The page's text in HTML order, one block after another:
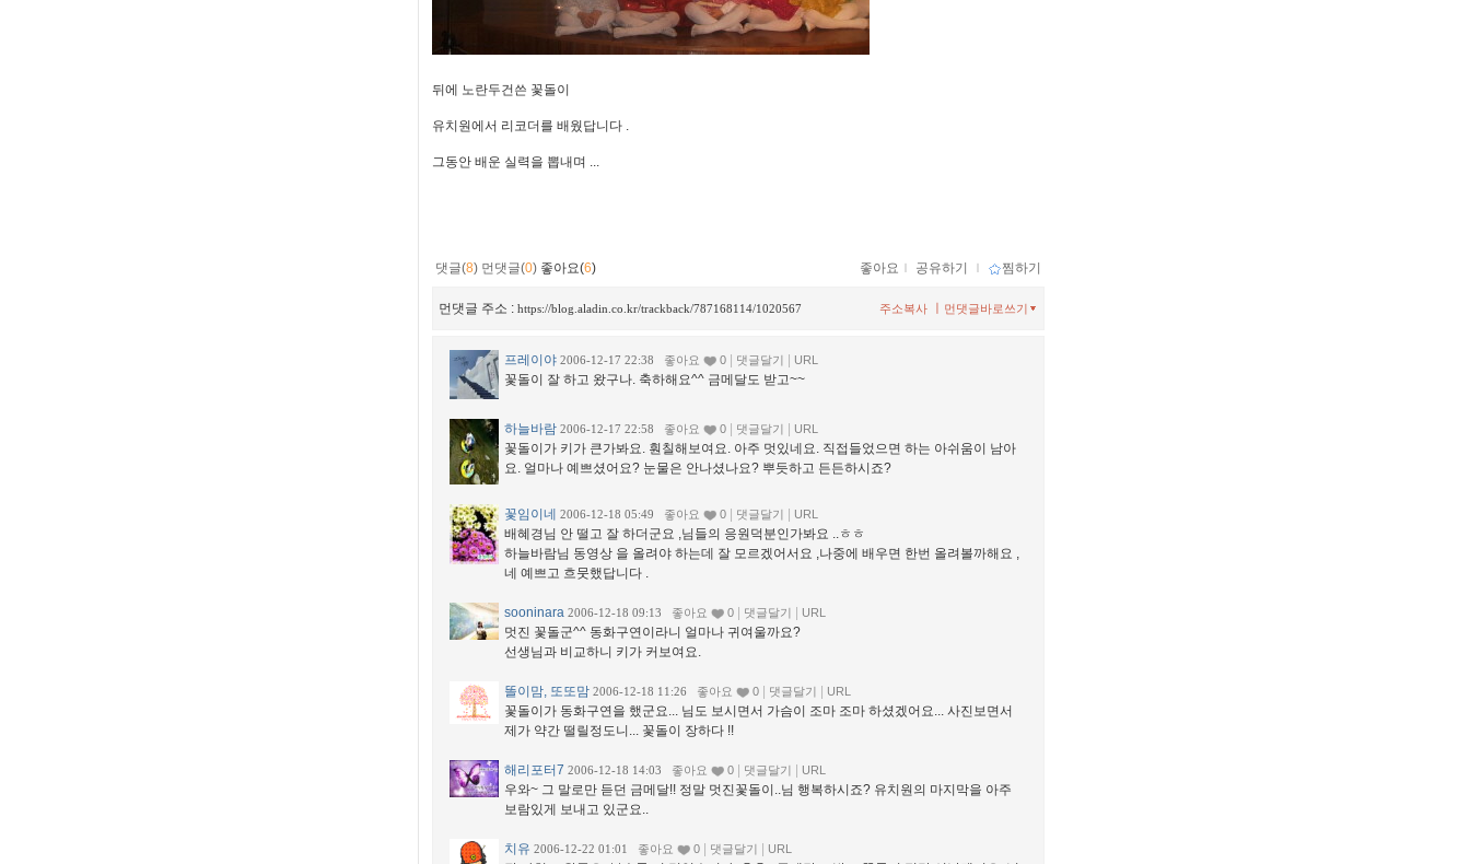
뒤에 노란두건쓴 꽃돌이
유치원에서 리코더를 배웠답니다 .
그동안 배운 실력을 뽑내며 ...
댓글(8) 먼댓글(0) 좋아요(6) 좋아요 ｌ 공유하기 ｌ 찜하기
먼댓글 주소 : https://blog.aladin.co.kr/trackback/787168114/1020567 먼댓글바로쓰기
주소복사
프레이야 2006-12-17 22:38 좋아요 0 댓글달기 URL
꽃돌이 잘 하고 왔구나. 축하해요^^ 금메달도 받고~~
하늘바람 2006-12-17 22:58 좋아요 0 댓글달기 URL
꽃돌이가 키가 큰가봐요. 훤칠해보여요. 아주 멋있네요. 직접들었으면 하는 아쉬움이 남아
요. 얼마나 예쁘셨어요? 눈물은 안나셨나요? 뿌듯하고 든든하시죠?
꽃임이네 2006-12-18 05:49 좋아요 0 댓글달기 URL
배혜경님 안 떨고 잘 하더군요 ,님들의 응원덕분인가봐요 ..ㅎㅎ
하늘바람님 동영상 을 올려야 하는데 잘 모르겠어서요 ,나중에 배우면 한번 올려볼까해요 ,
네 예쁘고 흐뭇했답니다 .
sooninara 2006-12-18 09:13 좋아요 0 댓글달기 URL
멋진 꽃돌군^^ 동화구연이라니 얼마나 귀여울까요?
선생님과 비교하니 키가 커보여요.
똘이맘, 또또맘 2006-12-18 11:26 좋아요 0 댓글달기 URL
꽃돌이가 동화구연을 했군요... 님도 보시면서 가슴이 조마 조마 하셨겠어요... 사진보면서
제가 약간 떨릴정도니... 꽃돌이 장하다 !!
해리포터7 2006-12-18 14:03 좋아요 0 댓글달기 URL
우와~ 그 말로만 듣던 금메달!! 정말 멋진꽃돌이..님 행복하시죠? 유치원의 마지막을 아주
보람있게 보내고 있군요..
치유 2006-12-22 01:01 좋아요 0 댓글달기 URL